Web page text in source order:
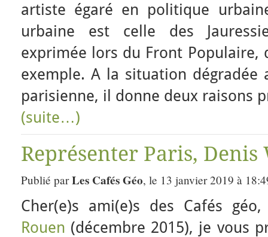
artiste égaré en politique
urbaine est celle des
exprimée lors du Front Populaire,
exemple. A la situation
parisienne, il donne deux raisons
(suite…)
Représenter Paris,
Publié parLes Cafés Géo, le 13 janvier 2019 à
Cher(e)s ami(e)s des Cafés
Rouen (décembre 2015), je vous